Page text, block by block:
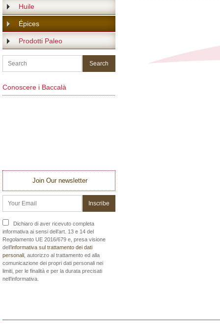
Huile
Épices
Prodotti Paleo
Conoscere i Baccalà
Join Our newsletter
Dichiaro di aver ricevuto completa
informativa ai sensi dell’art. 13 e 14 del
Regolamento UE 2016/679 e, presa visione
dell’informativa sul trattamento dei dati
personali , autorizzo al trattamento ed alla
comunicazione dei propri dati personali nei
limiti, per le finalità e per la durata precisati
nell’informativa.